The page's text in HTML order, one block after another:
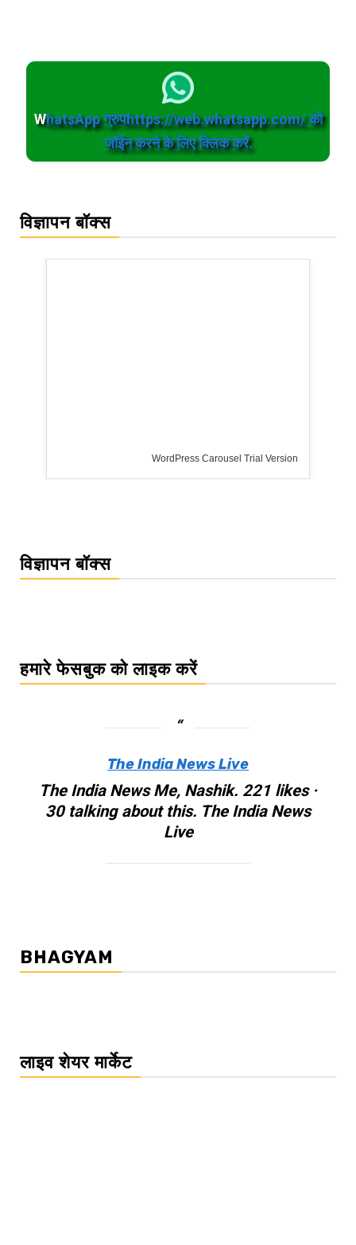
WhatsApp ग्रुपhttps://web.whatsapp.com/ को
जॉईन करने के लिए क्लिक करें.
विज्ञापन बॉक्स
WordPress Carousel Trial Version
विज्ञापन बॉक्स
हमारे फेसबुक को लाइक करें
The India News Live
The India News Me, Nashik. 221 likes ·
30 talking about this. The India News
Live
BHAGYAM
लाइव शेयर मार्केट